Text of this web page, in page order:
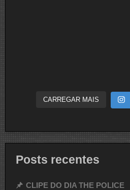
CARREGAR MAIS
Posts recentes
CLIPE DO DIA THE POLICE